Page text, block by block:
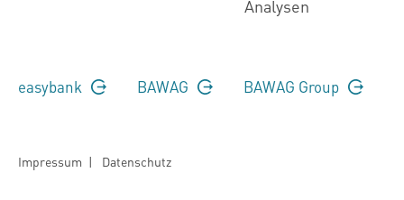
Analysen
easybank BAWAG BAWAG Group
Impressum | Datenschutz